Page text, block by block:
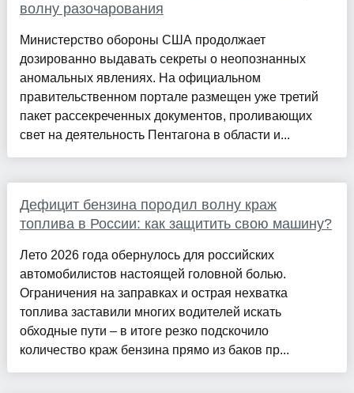
волну разочарования
Министерство обороны США продолжает
дозированно выдавать секреты о неопознанных
аномальных явлениях. На официальном
правительственном портале размещен уже третий
пакет рассекреченных документов, проливающих
свет на деятельность Пентагона в области и...
Дефицит бензина породил волну краж
топлива в России: как защитить свою машину?
Лето 2026 года обернулось для российских
автомобилистов настоящей головной болью.
Ограничения на заправках и острая нехватка
топлива заставили многих водителей искать
обходные пути – в итоге резко подскочило
количество краж бензина прямо из баков пр...